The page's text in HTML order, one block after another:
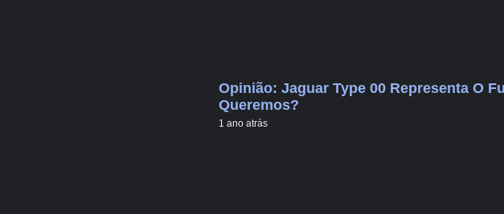
Opinião: Jaguar Type 00 Representa O
Queremos?
1 ano atrás